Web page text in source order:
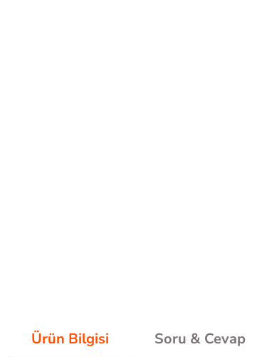
Ürün Bilgisi Soru & Cevap